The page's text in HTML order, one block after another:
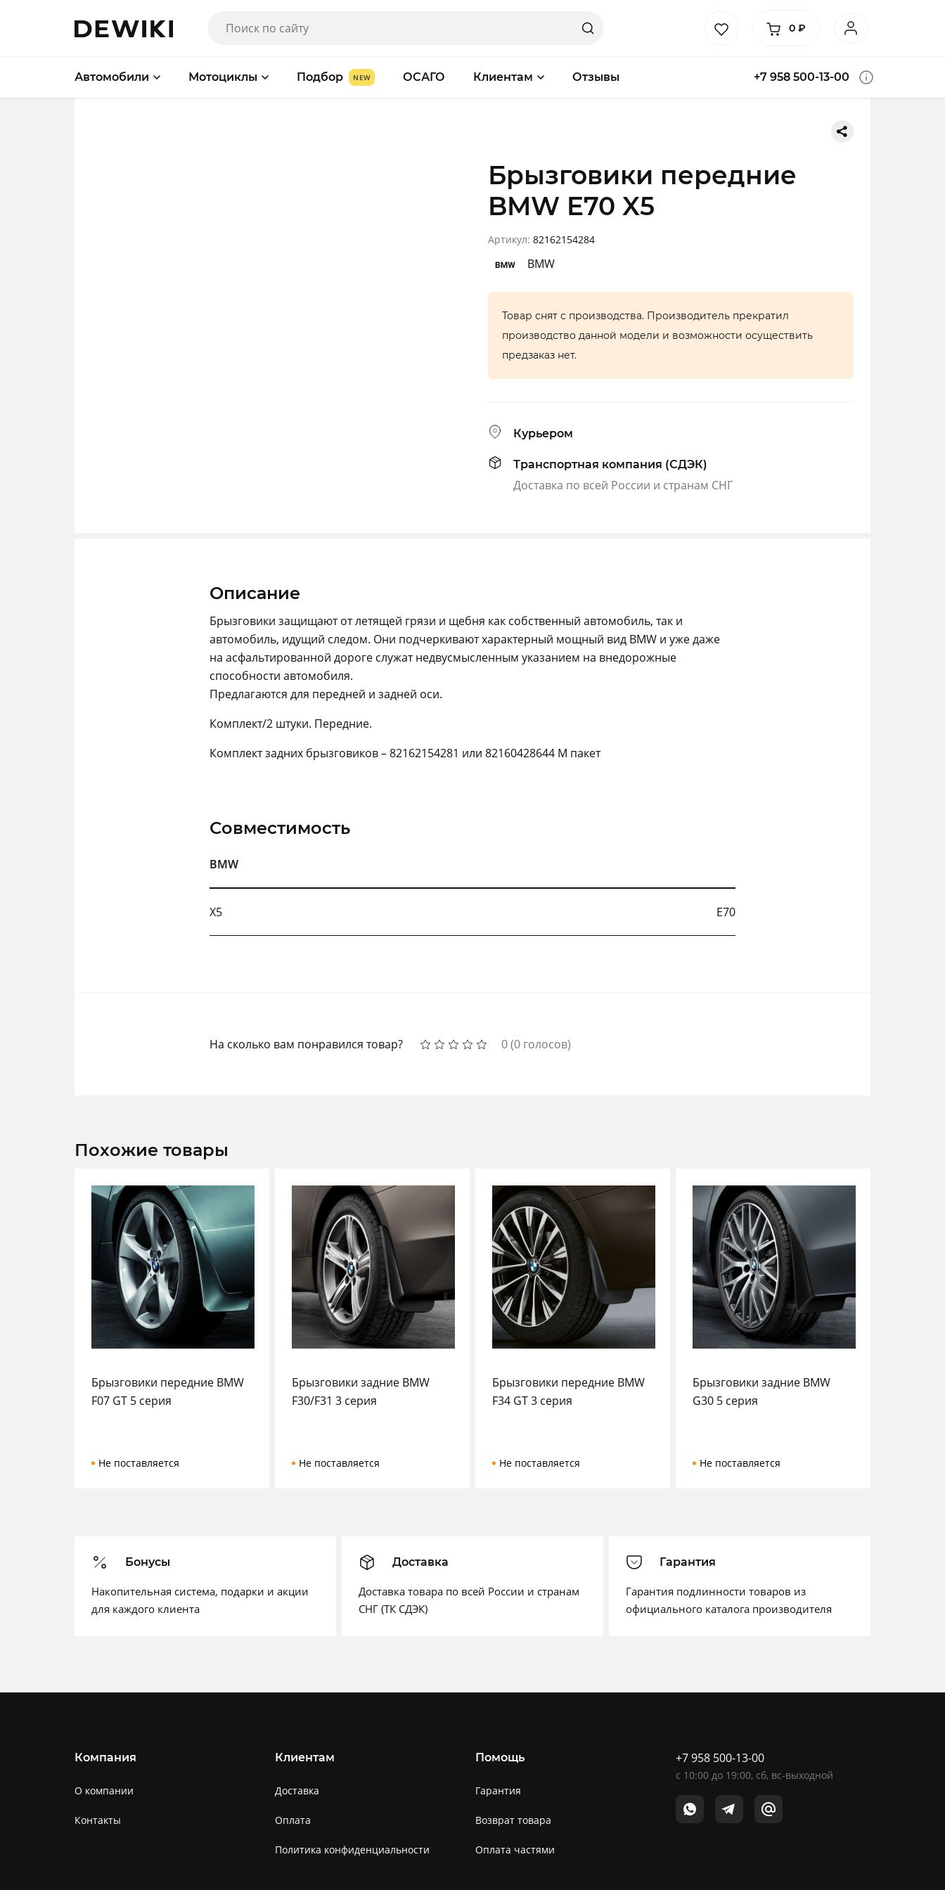
0 ₽
Автомобили Мотоциклы Подбор ОСАГО Клиентам Отзывы +7 958 500-13-00
Брызговики передние
BMW E70 X5
Артикул: 82162154284
BMW
Товар снят с производства. Производитель прекратил
производство данной модели и возможности осуществить
предзаказ нет.
Курьером
Транспортная компания (СДЭК)
Доставка по всей России и странам СНГ
Описание
Брызговики защищают от летящей грязи и щебня как собственный автомобиль, так и
автомобиль, идущий следом. Они подчеркивают характерный мощный вид BMW и уже даже
на асфальтированной дороге служат недвусмысленным указанием на внедорожные
способности автомобиля.
Предлагаются для передней и задней оси.
Комплект/2 штуки. Передние.
Комплект задних брызговиков – 82162154281 или 82160428644 М пакет
Совместимость
BMW
X5 E70
На сколько вам понравился товар? 0(0 голосов)
Похожие товары
Брызговики передние BMW
F07 GT 5 серия
Не поставляется
Брызговики задние BMW
F30/F31 3 серия
Не поставляется
Брызговики передние BMW
F34 GT 3 серия
Не поставляется
Брызговики задние BMW
G30 5 серия
Не поставляется
Бонусы
Накопительная система, подарки и акции
для каждого клиента
Доставка
Доставка товара по всей России и странам
СНГ (ТК СДЭК)
Гарантия
Гарантия подлинности товаров из
официального каталога производителя
Компания
О компании
Контакты
Клиентам
Доставка
Оплата
Политика конфиденциальности
Помощь
Гарантия
Возврат товара
Оплата частями
+7 958 500-13-00
c 10:00 до 19:00, сб, вс-выходной